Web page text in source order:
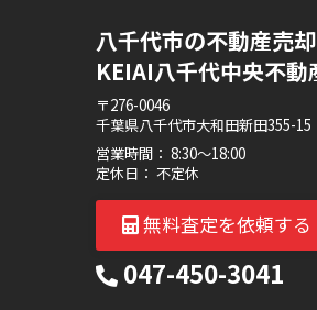
八千代市の不動産売
KEIAI八千代中央不動
〒276-0046
千葉県八千代市大和田新田355-15
営業時間： 8:30～18:00
定休日： 不定休
無料査定を依頼する
047-450-3041